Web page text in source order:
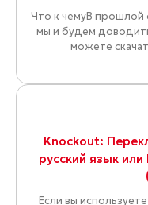
Что к чемуВ прошлой
мы и будем
можете
Knockout:
русский язык
Если вы